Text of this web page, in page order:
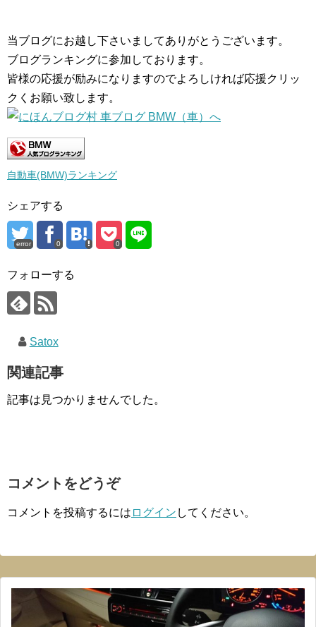
当ブログにお越し下さいましてありがとうございます。
ブログランキングに参加しております。
皆様の応援が励みになりますのでよろしければ応援クリッ
クくお願い致します。
自動車(BMW)ランキング
シェアする
error 0 0
フォローする
Satox
関連記事
記事は見つかりませんでした。
コメントをどうぞ
コメントを投稿するには ログイン してください。